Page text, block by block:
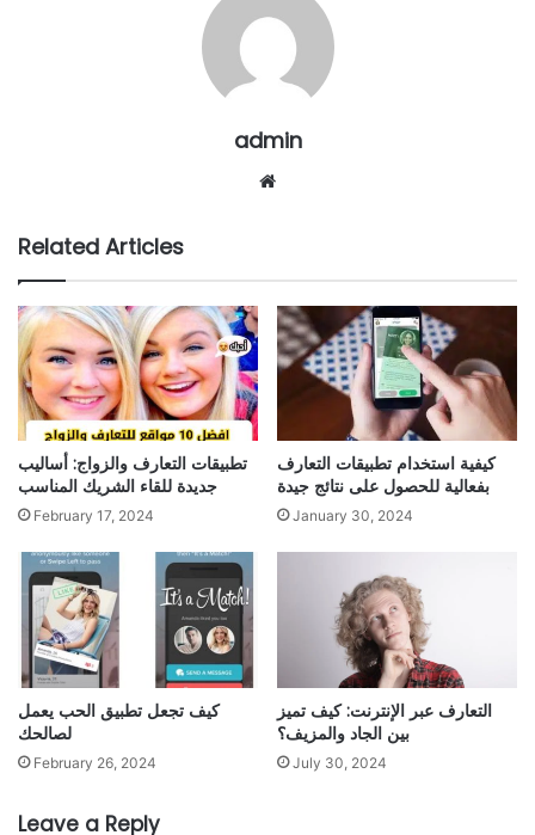
admin
Related Articles
تطبيقات التعارف والزواج: أساليب
جديدة للقاء الشريك المناسب
February 17, 2024
كيفية استخدام تطبيقات التعارف
بفعالية للحصول على نتائج جيدة
January 30, 2024
كيف تجعل تطبيق الحب يعمل
لصالحك
February 26, 2024
التعارف عبر الإنترنت: كيف تميز
بين الجاد والمزيف؟
July 30, 2024
Leave a Reply